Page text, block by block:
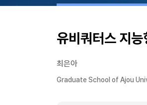
유비쿼터스 지
최은아
Graduate School of Ajou